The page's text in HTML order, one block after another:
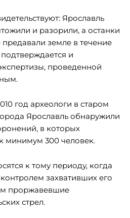
Ярославль
и разорили, а останки
земле в течение
и
проведенной
год археологи в старом
Ярославль обнаружили
в которых
минимум 300 человек.
к тому периоду, когда
захвативших его
проржавевшие
стрел.